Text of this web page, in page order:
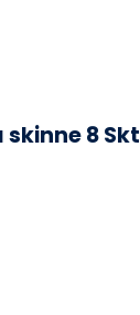
skinne 8 Skt